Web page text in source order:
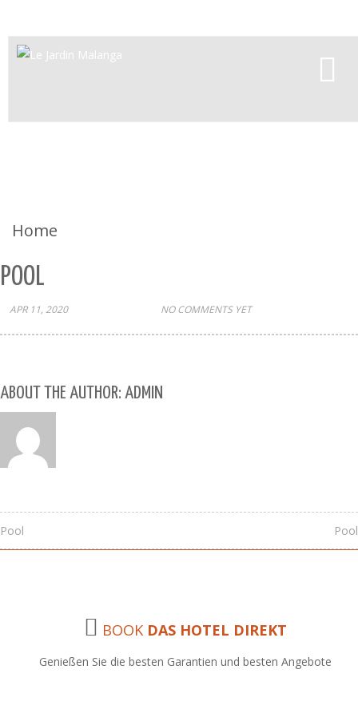
Toggle
Home
POOL
APR 11, 2020 NO COMMENTS YET
ABOUT THE AUTHOR: ADMIN
Pool Pool
BOOK DAS HOTEL DIREKT
Genießen Sie die besten Garantien und besten Angebote